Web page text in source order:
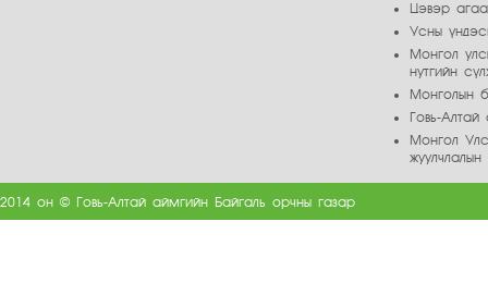
Цэвэр
Усны
Монгол
нутгийн
Монголын
Говь-
Монгол
2014 он © Говь-Алтай аймгийн Байгаль орчны газар